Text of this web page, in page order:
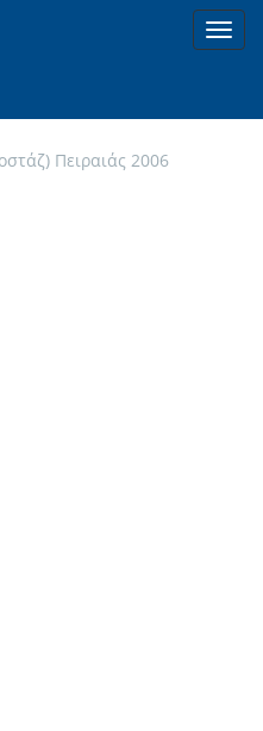
Πειραιάς 2006